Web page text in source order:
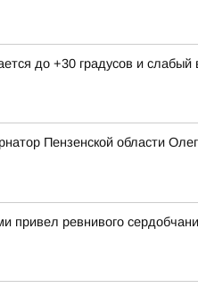
до +30 градусов и слабый
Пензенской области
привел ревнивого